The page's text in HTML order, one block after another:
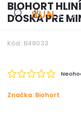
BIOHORT
DOSKA PRE
Kód: B48033
Značka: Biohort